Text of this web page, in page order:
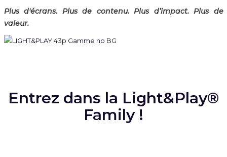
Plus d'écrans. Plus de contenu. Plus d’impact. Plus de
valeur.
Entrez dans la Light&Play®
Family !